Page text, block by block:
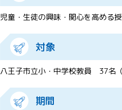
児童・生徒の興味・関心を高める
対象
八王子市立小・中学校教員 37名
期間